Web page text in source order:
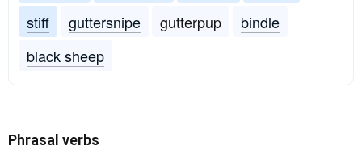
stiff
guttersnipe gutterpup
bindle
black sheep
Phrasal verbs